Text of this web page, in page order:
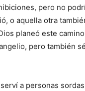
pero no
o aquella otra
planeó este
pero también
a personas